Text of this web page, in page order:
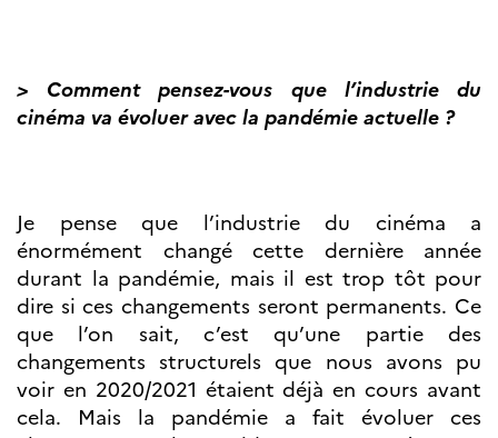
> Comment pensez-vous que l’industrie du
cinéma va évoluer avec la pandémie actuelle ?
Je pense que l’industrie du cinéma a
énormément changé cette dernière année
durant la pandémie, mais il est trop tôt pour
dire si ces changements seront permanents. Ce
que l’on sait, c’est qu’une partie des
changements structurels que nous avons pu
voir en 2020/2021 étaient déjà en cours avant
cela. Mais la pandémie a fait évoluer ces